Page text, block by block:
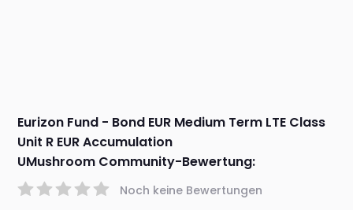
Eurizon Fund - Bond EUR Medium Term LTE Class
Unit R EUR Accumulation
UMushroom Community-Bewertung:
Noch keine Bewertungen